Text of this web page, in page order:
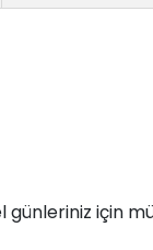
günleriniz için